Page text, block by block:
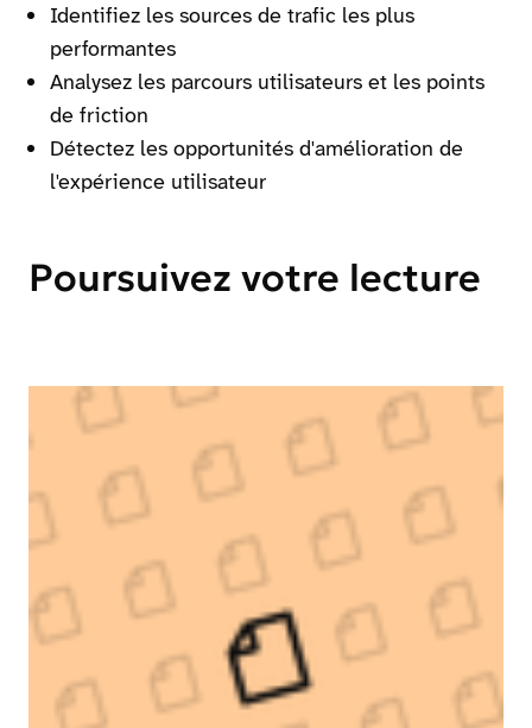
Identifiez les sources de trafic les plus
performantes
Analysez les parcours utilisateurs et les points
de friction
Détectez les opportunités d'amélioration de
l'expérience utilisateur
Poursuivez votre lecture